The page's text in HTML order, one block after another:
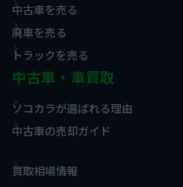
中古車を売る
廃車を売る
トラックを売る
中古車・車買取
ソコカラが選ばれる理由
中古車の売却ガイド
買取相場情報